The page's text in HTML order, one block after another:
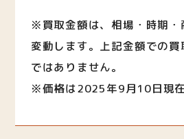
※買取金額は、相場・時期・
変動します。上記金額での
ではありません。
※価格は2025年9月10日現在